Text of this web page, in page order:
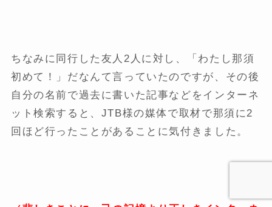
ちなみに同行した友人2人に対し、「わたし那須
初めて！」だなんて言っていたのですが、その後
自分の名前で過去に書いた記事などをインターネ
ット検索すると、JTB様の媒体で取材で那須に2
回ほど行ったことがあることに気付きました。